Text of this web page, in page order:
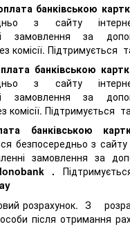
банківською
з сайту
замовлення за
комісії. Підтримується
банківською
з сайту
замовлення за
комісії. Підтримується та
банківською
безпосередньо з сайту
замовлення за
.
розрахунок. З
після отримання